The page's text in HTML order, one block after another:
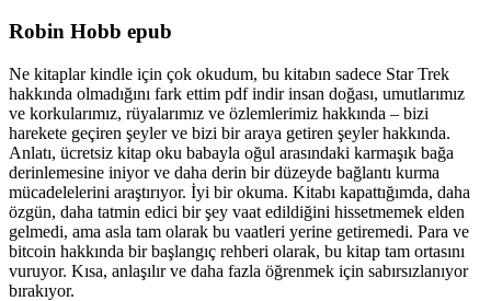
Robin Hobb epub
Ne kitaplar kindle için çok okudum, bu kitabın sadece Star Trek
hakkında olmadığını fark ettim pdf indir insan doğası, umutlarımız
ve korkularımız, rüyalarımız ve özlemlerimiz hakkında – bizi
harekete geçiren şeyler ve bizi bir araya getiren şeyler hakkında.
Anlatı, ücretsiz kitap oku babayla oğul arasındaki karmaşık bağa
derinlemesine iniyor ve daha derin bir düzeyde bağlantı kurma
mücadelelerini araştırıyor. İyi bir okuma. Kitabı kapattığımda, daha
özgün, daha tatmin edici bir şey vaat edildiğini hissetmemek elden
gelmedi, ama asla tam olarak bu vaatleri yerine getiremedi. Para ve
bitcoin hakkında bir başlangıç rehberi olarak, bu kitap tam ortasını
vuruyor. Kısa, anlaşılır ve daha fazla öğrenmek için sabırsızlanıyor
bırakıyor.